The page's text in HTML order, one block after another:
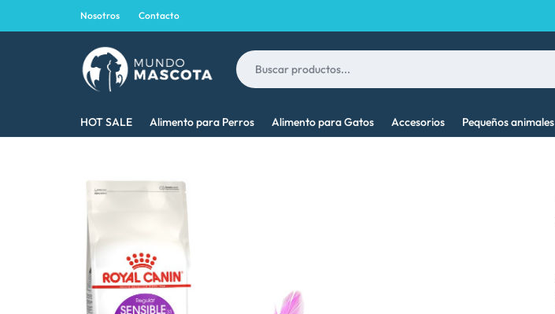
Nosotros Contacto
MASCOTA
MEJOR
PARA
TU
MASCOTA
HOT SALE Alimento para Perros Alimento para Gatos Accesorios Pequeños animales